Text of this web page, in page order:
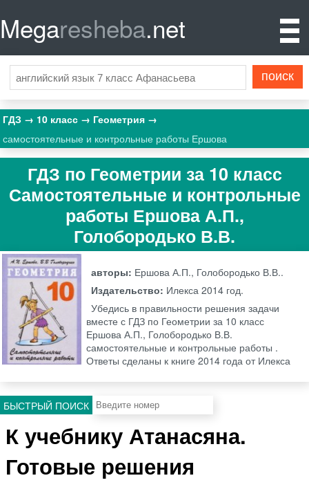
Megaresheba.net
ГДЗ 10 класс
Геометрия
самостоятельные и контрольные работы Ершова
ГДЗ по Геометрии за 10 класс
Самостоятельные и контрольные
работы Ершова А.П.,
Голобородько В.В.
авторы: Ершова А.П., Голобородько В.В..
Издательство: Илекса 2014 год.
Убедись в правильности решения задачи
вместе с ГДЗ по Геометрии за 10 класс
Ершова А.П., Голобородько В.В.
самостоятельные и контрольные работы .
Ответы сделаны к книге 2014 года от Илекса
БЫСТРЫЙ ПОИСК
К учебнику Атанасяна.
Готовые решения